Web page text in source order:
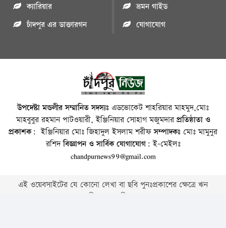
ক্যারিয়ার
চাঁদপুর এর ডাক্তারগন
ভ্রমন গাইড
যোগাযোগ
উপদেষ্টা মন্ডলীর সম্মানিত সদস্যঃ এডভোকেট শাহরিয়ার মাহমুদ,মোঃ
মাহবুবুর রহমান পাটওয়ারী, ইঞ্জিনিয়ার সোহাগ মজুমদারপ্রতিষ্ঠাতা ও
প্রকাশক: ইঞ্জিনিয়ার মোঃ জিহাদুল ইসলাম শরীফসম্পাদকঃ মোঃ মামুনুর
রশিদবিজ্ঞাপন ও সার্বিক যোগাযোগ: ই-মেইলঃ
chandpurnews99@gmail.com
এই ওয়েবসাইটের যে কোনো লেখা বা ছবি পুনঃপ্রকাশের ক্ষেত্রে ঋন
স্বীকার বাঞ্চনীয় ।